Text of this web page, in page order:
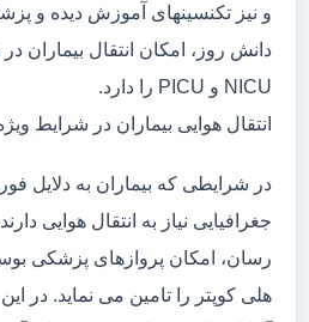
و نیز تکنسینهای آموزش دیده و
NICU و PICU را دارد.
انتقال هوایی بیماران در شرایط
در شرایطی که بیماران به دلایل
جغرافیایی نیاز به انتقال هوایی
رسان، امکان پروازهای پزشکی
هلی کوپتر را تامین می نماید. در